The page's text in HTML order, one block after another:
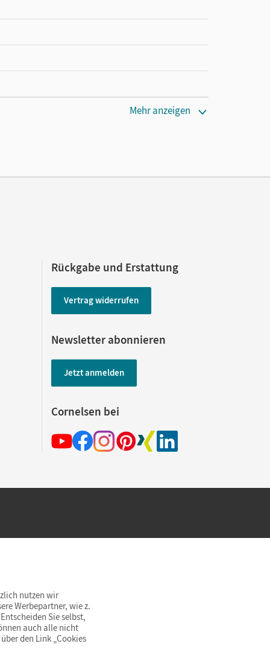
Mehr anzeigen
Rückgabe und Erstattung
Vertrag widerrufen
Newsletter abonnieren
Jetzt anmelden
Cornelsen bei
innerhalb Deutschlands
nutzen wir
Werbepartner, wie z.
Sie selbst,
auch alle nicht
den Link „Cookies